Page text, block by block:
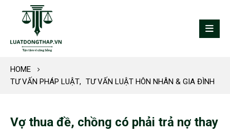
HOME
TƯ VẤN PHÁP LUẬT, TƯ VẤN LUẬT HÔN NHÂN & GIA ĐÌNH
Vợ thua đề, chồng có phải trả nợ thay